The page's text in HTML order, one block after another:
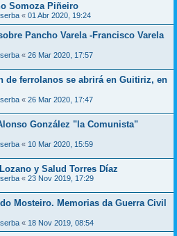
Somoza Piñeiro
serba « 01 Abr 2020, 19:24
Pancho Varela -Francisco Varela
serba « 26 Mar 2020, 17:57
de ferrolanos se abrirá en Guitiriz, en
serba « 26 Mar 2020, 17:47
González "la Comunista"
serba « 10 Mar 2020, 15:59
y Salud Torres Díaz
serba « 23 Nov 2019, 17:29
Mosteiro. Memorias da Guerra Civil
serba « 18 Nov 2019, 08:54